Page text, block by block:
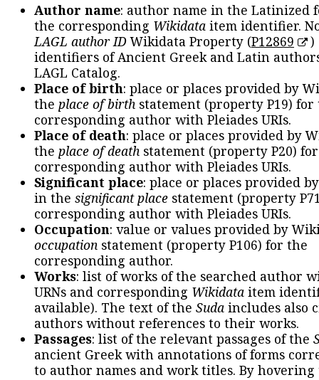
Author name: author name in the Latinized
the corresponding Wikidata item identifier.
LAGL author IDWikidata Property (P12869
)
identifiers of Ancient Greek and Latin
LAGL Catalog.
Place of birth: place or places provided by
the place of birth statement (property P19) for
corresponding author with Pleiades URIs.
Place of death: place or places provided by
the place of death statement (property P20)
corresponding author with Pleiades URIs.
Significant place: place or places provided
in the significant place statement (property
corresponding author with Pleiades URIs.
Occupation: value or values provided by
occupation statement (property P106) for the
corresponding author.
Works: list of works of the searched author
URNs and corresponding Wikidata item
available). The text of the Suda includes also
authors without references to their works.
Passages: list of the relevant passages of the
ancient Greek with annotations of forms
to author names and work titles. By hovering